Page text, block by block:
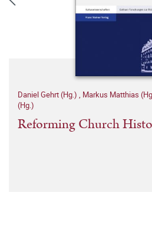
Daniel Gehrt (Hg.) , Markus Matthias
(Hg.)
Reforming Church